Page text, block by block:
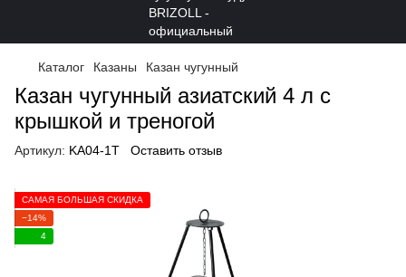
Каталог Казаны Казан чугунный
Казан чугунный азиатский 4 л с
крышкой и треногой
Артикул: KA04-1T Оставить отзыв
САМАЯ БОЛЬШАЯ СКИДКА
−14%
4